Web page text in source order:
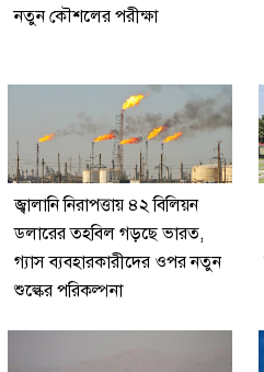
নতুন কৌশলের পরীক্ষা
জ্বালানি নিরাপত্তায় ৪২ বিলিয়ন
ডলারের তহবিল গড়ছে ভারত,
গ্যাস ব্যবহারকারীদের ওপর নতুন
শুল্কের পরিকল্পনা